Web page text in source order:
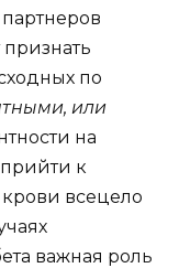
по
или
на
к
всецело
важная роль